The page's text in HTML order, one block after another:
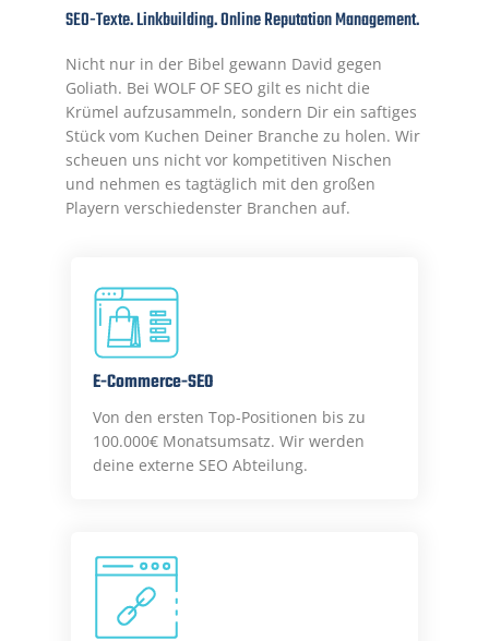
SEO-Texte. Linkbuilding. Online Reputation Management.
Nicht nur in der Bibel gewann David gegen
Goliath. Bei WOLF OF SEO gilt es nicht die
Krümel aufzusammeln, sondern Dir ein saftiges
Stück vom Kuchen Deiner Branche zu holen. Wir
scheuen uns nicht vor kompetitiven Nischen
und nehmen es tagtäglich mit den großen
Playern verschiedenster Branchen auf.
E-Commerce-SEO
Von den ersten Top-Positionen bis zu
100.000€ Monatsumsatz. Wir werden
deine externe SEO Abteilung.